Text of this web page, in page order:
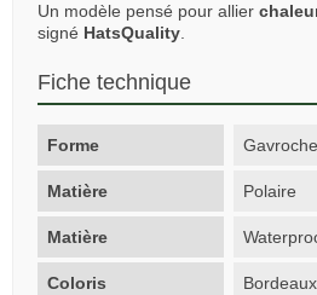
Un modèle pensé pour allier
signé HatsQuality
Fiche technique
Forme Gavroche
Matière Polaire
Matière
Coloris Bordeaux